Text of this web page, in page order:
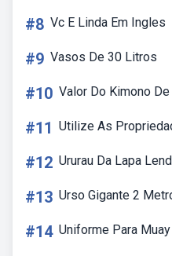
#8 Vc E Linda Em Ingles
#9 Vasos De 30 Litros
#10 Valor Do Kimono
#11 Utilize As
#12 Ururau Da Lapa
#13 Urso Gigante 2
#14 Uniforme Para